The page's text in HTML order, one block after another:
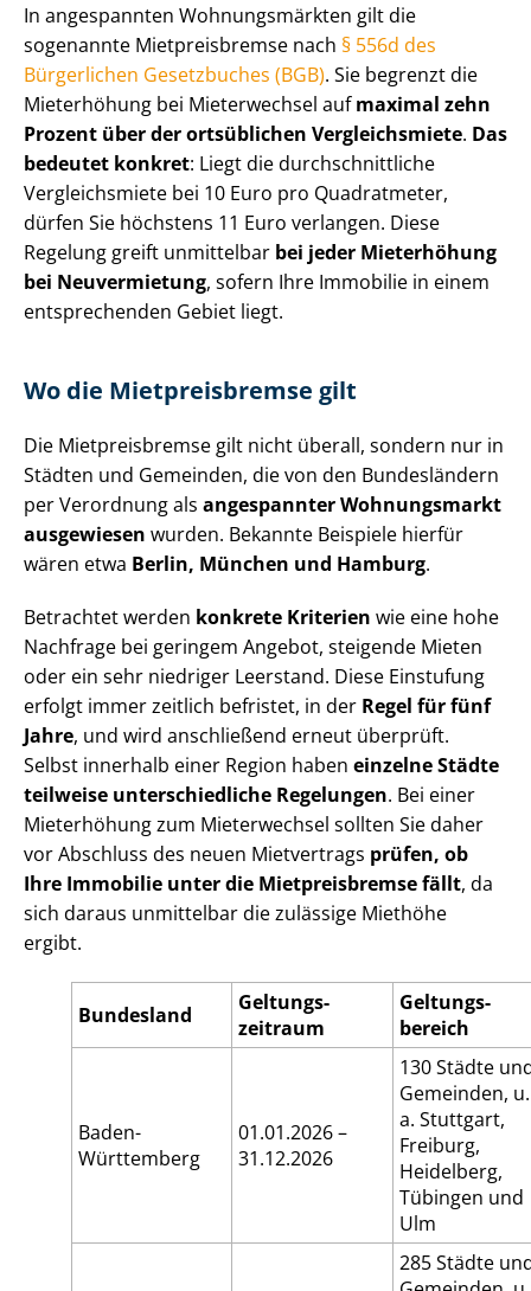
In angespannten Wohnungsmärkten gilt die
sogenannte Mietpreisbremse nach § 556d des
Bürgerlichen Gesetzbuches (BGB). Sie begrenzt die
Mieterhöhung bei Mieterwechsel aufmaximal zehn
Prozent über der ortsüblichen Vergleichsmiete. Das
bedeutet konkret: Liegt die durch­schnitt­li­che
Vergleichsmiete bei 10 Euro pro Quadratmeter,
dürfen Sie höchstens 11 Euro verlangen. Diese
Regelung greift unmittelbar bei jeder Mieterhöhung
bei Neuvermietung, sofern Ihre Immobilie in einem
entsprechenden Gebiet liegt.
Wo die Mietpreisbremse gilt
Die Mietpreisbremse gilt nicht überall, sondern nur in
Städten und Gemeinden, die von den Bundesländern
per Verordnung als angespannter Wohnungsmarkt
ausgewiesen wurden. Bekannte Beispiele hierfür
wären etwa Berlin, München und Hamburg.
Betrachtet werden konkrete Kriterien wie eine hohe
Nachfrage bei geringem Angebot, steigende Mieten
oder ein sehr niedriger Leerstand. Diese Einstufung
erfolgt immer zeitlich befristet, in der Regel für fünf
Jahre, und wird anschließend erneut überprüft.
Selbst innerhalb einer Region haben einzelne Städte
teilweise un­ter­schied­li­che Regelungen. Bei einer
Mieterhöhung zum Mieterwechsel sollten Sie daher
vor Abschluss des neuen Mietvertrags prüfen, ob
Ihre Immobilie unter die Mietpreisbremse fällt, da
sich daraus unmittelbar die zulässige Miethöhe
ergibt.
Bundes­land
Geltungs­
zeitraum
Geltungs­
bereich
Baden-
Württem­berg
01.01.2026 –
31.12.2026
130 Städte
Gemeinden, u.
a. Stuttgart,
Freiburg,
Heidelberg,
Tübingen und
Ulm
285 Städte